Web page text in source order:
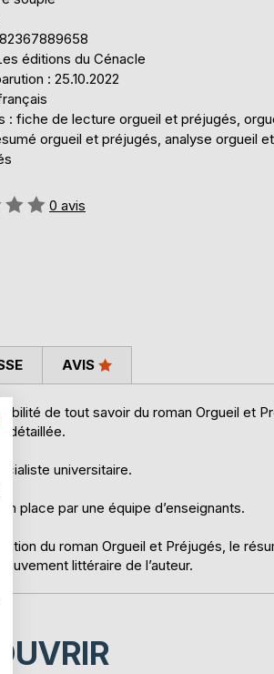
éditions du Cénacle
: 25.10.2022
: fiche de lecture orgueil et préjugés,
orgueil et préjugés, analyse orgueil
0 avis
de tout savoir du roman Orgueil et
détaillée.
universitaire.
place par une équipe d’enseignants.
du roman Orgueil et Préjugés, le
littéraire de l’auteur.
AVIS